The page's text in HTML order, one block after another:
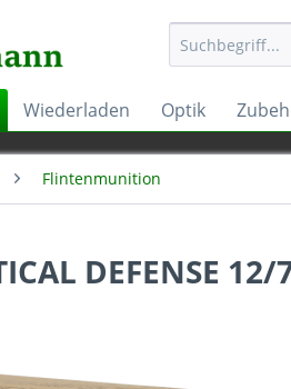
Wiederladen Optik
Flintenmunition
DEFENSE